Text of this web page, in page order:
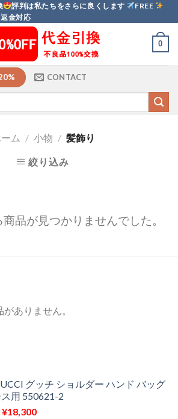
評判は私たちをさらに良くします
FREE
金対応
0
CONTACT
ム / 小物 / 髪飾り
絞り込み
品が見つかりませんでした。
ありません。
グッチ ショルダー ハンド バッグ
用 550621-2
元
¥18,300現